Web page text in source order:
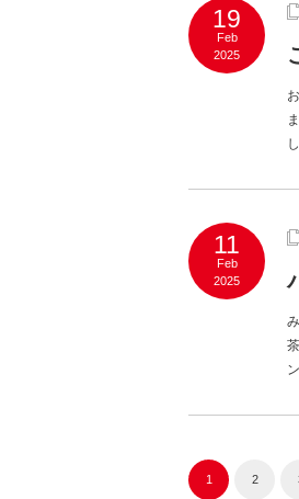
19
Feb
2025
11
Feb
2025
1 2